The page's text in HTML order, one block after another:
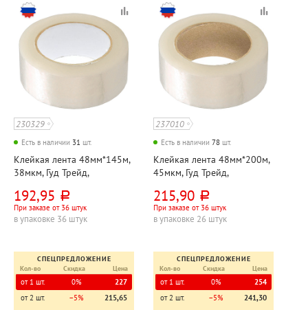
230329
Есть в наличии 31 шт.
Клейкая лента 48мм*145м,
38мкм, Гуд Трейд,
192,95 руб.
При заказе от 36 штук
в упаковке 36 штук
СПЕЦПРЕДЛОЖЕНИЕ
Кол-во
Скидка Цена
от 1 шт. 0%
227
от 2 шт.
−5%
215,65
237010
Есть в наличии 78 шт.
Клейкая лента 48мм*200м,
45мкм, Гуд Трейд,
215,90 руб.
При заказе от 36 штук
в упаковке 26 штук
СПЕЦПРЕДЛОЖЕНИЕ
Кол-во
Скидка Цена
от 1 шт. 0%
254
от 2 шт.
−5%
241,30